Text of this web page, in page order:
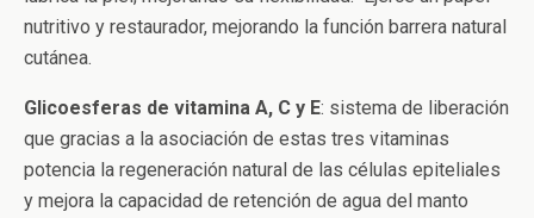
nutritivo y restaurador, mejorando la función barrera natural
cutánea.
Glicoesferas de vitamina A, C y E: sistema de liberación
que gracias a la asociación de estas tres vitaminas
potencia la regeneración natural de las células epiteliales
y mejora la capacidad de retención de agua del manto